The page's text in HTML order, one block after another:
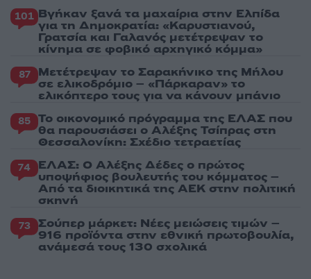
101 Βγήκαν ξανά τα μαχαίρια στην Ελπίδα
για τη Δημοκρατία: «Καρυστιανού,
Γρατσία και Γαλανός μετέτρεψαν το
κίνημα σε φοβικό αρχηγικό κόμμα»
87 Μετέτρεψαν το Σαρακήνικο της Μήλου
σε ελικοδρόμιο – «Πάρκαραν» το
ελικόπτερο τους για να κάνουν μπάνιο
85 Το οικονομικό πρόγραμμα της ΕΛΑΣ που
θα παρουσιάσει ο Αλέξης Τσίπρας στη
Θεσσαλονίκη: Σχέδιο τετραετίας
74 ΕΛΑΣ: Ο Αλέξης Δέδες ο πρώτος
υποψήφιος βουλευτής του κόμματος –
Από τα διοικητικά της ΑΕΚ στην πολιτική
σκηνή
73 Σούπερ μάρκετ: Νέες μειώσεις τιμών –
916 προϊόντα στην εθνική πρωτοβουλία,
ανάμεσά τους 130 σχολικά